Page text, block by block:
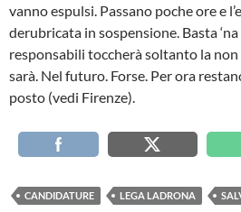
vanno espulsi. Passano poche ore e
derubricata in sospensione. Basta
responsabili toccherà soltanto la
sarà. Nel futuro. Forse. Per ora
posto (vedi Firenze).
CANDIDATURE LEGA LADRONA